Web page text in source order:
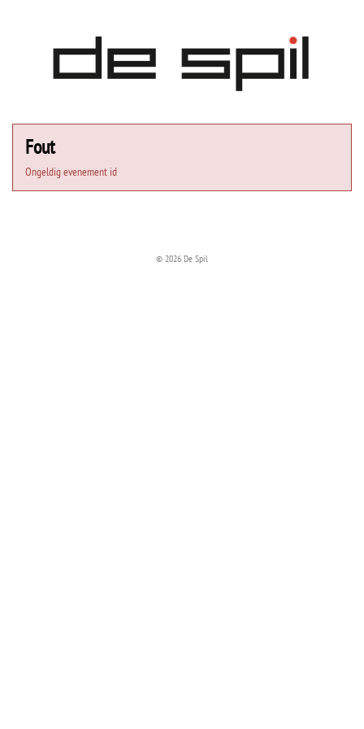
Fout
Ongeldig evenement id
© 2026 De Spil